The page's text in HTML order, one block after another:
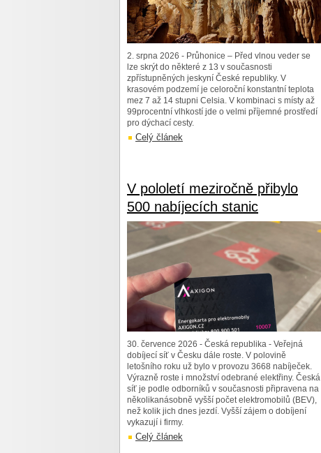
2. srpna 2026 - Průhonice – Před vlnou veder se
lze skrýt do některé z 13 v současnosti
zpřístupněných jeskyní České republiky. V
krasovém podzemí je celoroční konstantní teplota
mez 7 až 14 stupni Celsia. V kombinaci s místy až
99procentní vlhkostí jde o velmi příjemné prostředí
pro dýchací cesty.
Celý článek
V pololetí meziročně přibylo
500 nabíjecích stanic
30. července 2026 - Česká republika - Veřejná
dobíjecí síť v Česku dále roste. V polovině
letošního roku už bylo v provozu 3668 nabíječek.
Výrazně roste i množství odebrané elektřiny. Česká
síť je podle odborníků v současnosti připravena na
několikanásobně vyšší počet elektromobilů (BEV),
než kolik jich dnes jezdí. Vyšší zájem o dobíjení
vykazují i firmy.
Celý článek